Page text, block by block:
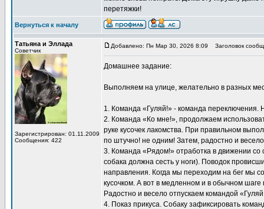
перетяжки!
Вернуться к началу
Татьяна и Эллада
Советчик
Зарегистрирован: 01.11.2009
Сообщения: 422
Добавлено: Пн Мар 30, 2026 8:09 Заголовок
Домашнее задание:
Выполняем на улице, желательно в разных
1. Команда «Гуляй!» - команда
2. Команда «Ко мне!», продолжаем
руке кусочек лакомства. При правильном
по штучно! не одним! Затем, радостно и
3. Команда «Рядом!» отработка в движении
собака должна сесть у ноги). Поводок
направления. Когда мы переходим на бег мы
кусочком. А вот в медленном и в обычном
Радостно и весело отпускаем командой
4. Показ прикуса. Собаку зафиксировать